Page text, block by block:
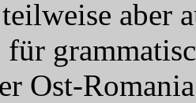
aber
Ost-